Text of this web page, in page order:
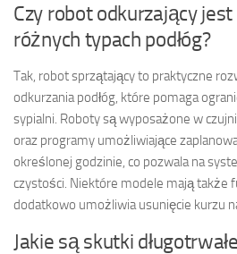
Czy robot odkurzający
różnych typach podłóg?
Tak, robot sprzątający to praktyczne
odkurzania podłóg, które pomaga
sypialni. Roboty są wyposażone w
oraz programy umożliwiające
określonej godzinie, co pozwala na
czystości. Niektóre modele mają także
dodatkowo umożliwia usunięcie kurzu
Jakie są skutki